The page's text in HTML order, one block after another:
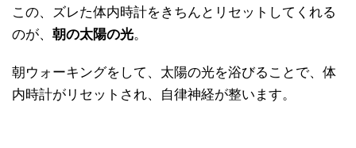
この、ズレた体内時計をきちんとリセットしてくれる
のが、 朝の太陽の光。
朝ウォーキングをして、太陽の光を浴びることで、体
内時計がリセットされ、自律神経が整います。